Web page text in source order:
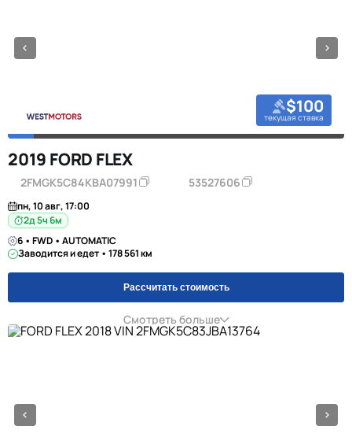
$100
текущая ставка
2019 FORD FLEX
2FMGK5C84KBA07991 53527606
пн, 10 авг, 17:00
2д 5ч 6м
6 • FWD • AUTOMATIC
Заводится и едет • 178 561 км
Рассчитать стоимость
Смотреть больше